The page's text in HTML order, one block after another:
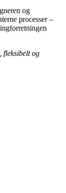
og
processer –
fleksibelt og